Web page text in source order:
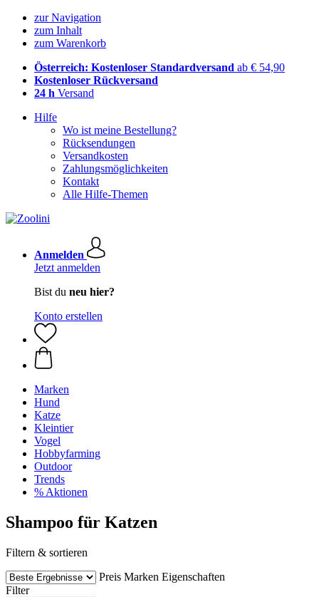
zur Navigation
zum Inhalt
zum Warenkorb
Österreich: Kostenloser Standardversand ab € 54,90
Kostenloser Rückversand
24 h Versand
Hilfe
Wo ist meine Bestellung?
Rücksendungen
Versandkosten
Zahlungsmöglichkeiten
Kontakt
Alle Hilfe-Themen
Anmelden
Jetzt anmelden
Bist du neu hier?
Konto erstellen
Marken
Hund
Katze
Kleintier
Vogel
Hobbyfarming
Outdoor
Trends
% Aktionen
Shampoo für Katzen
Filtern & sortieren
Preis Marken Eigenschaften
Filter